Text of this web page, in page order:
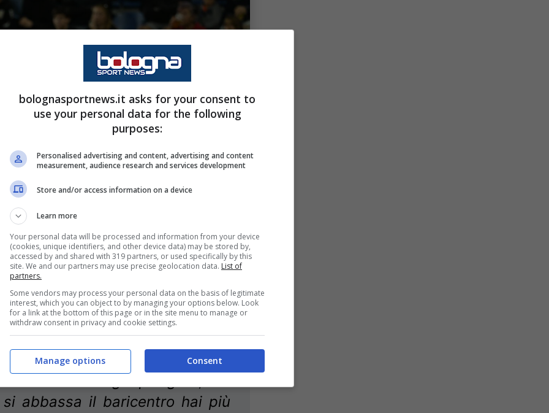
dagli emiliani in contropiede e
una strategia per gara, ma
abbassa il baricentro hai più
bolognasportnews.it asks for your consent to
use your personal data for the following
purposes:
Personalised advertising and content, advertising and content
measurement, audience research and services development
Store and/or access information on a device
Learn more
Your personal data will be processed and information from your device
(cookies, unique identifiers, and other device data) may be stored by,
accessed by and shared with 319 partners, or used specifically by this
site. We and our partners may use precise geolocation data. List of
partners.
Some vendors may process your personal data on the basis of legitimate
interest, which you can object to by managing your options below. Look
for a link at the bottom of this page or in the site menu to manage or
withdraw consent in privacy and cookie settings.
Consent
Manage options